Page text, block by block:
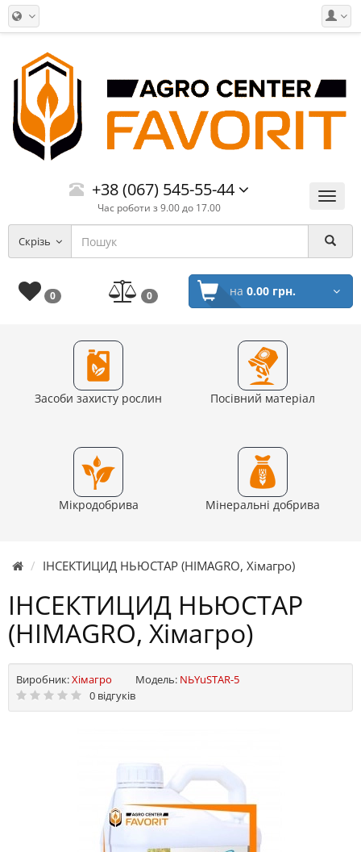
Меню
+38 (067) 545-55-44
Час роботи з 9.00 до 17.00
Скрізь
0 0 на 0.00 грн.
Засоби захисту рослин Посівний матеріал
Мікродобрива Мінеральні добрива
ІНСЕКТИЦИД НЬЮСТАР (HIMAGRO, Хімагро)
ІНСЕКТИЦИД НЬЮСТАР
(HIMAGRO, Хімагро)
Виробник:Хімагро Модель: NЬYuSTAR-5
0 відгуків